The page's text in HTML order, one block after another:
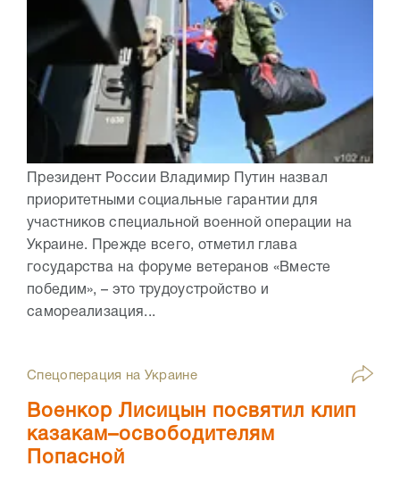
Президент России Владимир Путин назвал
приоритетными социальные гарантии для
участников специальной военной операции на
Украине. Прежде всего, отметил глава
государства на форуме ветеранов «Вместе
победим», – это трудоустройство и
самореализация...
Спецоперация на Украине
Военкор Лисицын посвятил клип
казакам–освободителям
Попасной